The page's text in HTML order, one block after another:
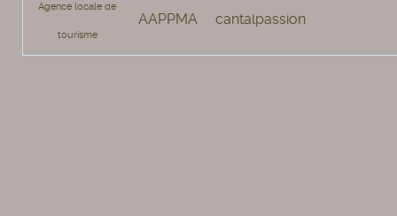
Agence locale de
tourisme
AAPPMA cantalpassion